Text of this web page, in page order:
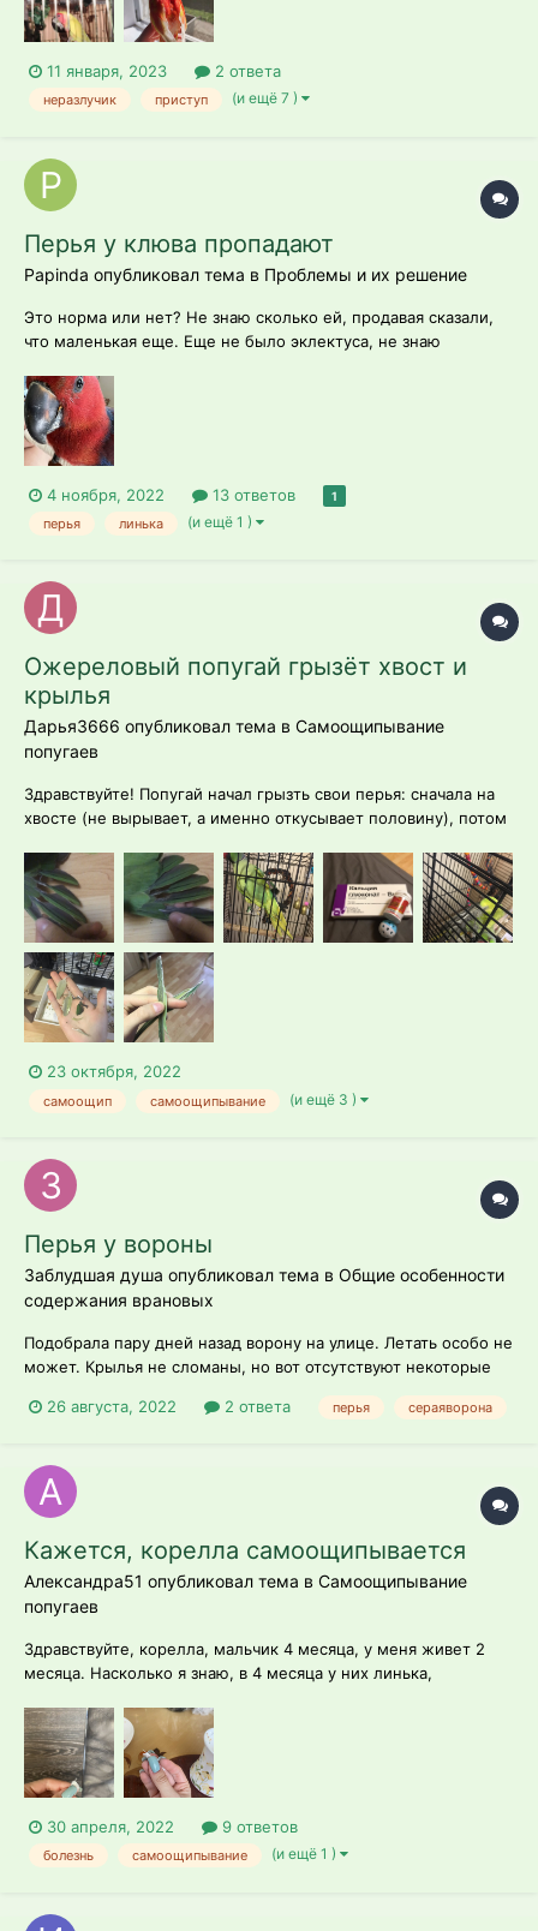
кладка яйиц (разбила одно уронив...
11 января, 2023 2 ответа
неразлучик приступ (и ещё 7 )
Перья у клюва пропадают
Papinda опубликовал тема в Проблемы и их решение
Это норма или нет? Не знаю сколько ей, продавая сказали,
что маленькая еще. Еще не было эклектуса, не знаю
овощами, всегда свежие.
4 ноября, 2022 13 ответов 1
перья линька (и ещё 1 )
Ожереловый попугай грызёт хвост и
крылья
Дарья3666 опубликовал тема в Самоощипывание
попугаев
Здравствуйте! Попугай начал грызть свои перья: сначала на
хвосте (не вырывает, а именно откусывает половину), потом
-ожереловый попугай, самец, 2 года -рацион: 2 столовые
ложки корма RIO для средних и для крупных попугаев
(мешаю пополам), отс...
23 октября, 2022
самоощип самоощипывание (и ещё 3 )
Перья у вороны
Заблудшая душа опубликовал тема в Общие особенности
содержания врановых
Подобрала пару дней назад ворону на улице. Летать особо не
может. Крылья не сломаны, но вот отсутствуют некоторые
Пока сидела в коробке сбросила парочку потрёпанных и
взрослая. Ест и...
26 августа, 2022 2 ответа перья сераяворона
Кажется, корелла самоощипывается
Александра51 опубликовал тема в Самоощипывание
попугаев
Здравствуйте, корелла, мальчик 4 месяца, у меня живет 2
месяца. Насколько я знаю, в 4 месяца у них линька,
Но, сегодня, рассмотрела 2 пера, и они как будто откусаны.
Когда трогаю попугая за шею, чувствую пеньки, очень много,
но не понимаю, это...
30 апреля, 2022 9 ответов
болезнь самоощипывание (и ещё 1 )